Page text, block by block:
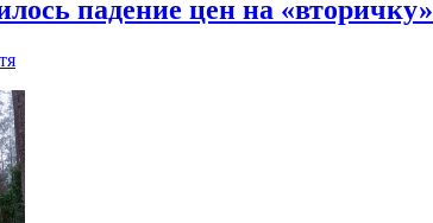
падение цен на «вторичку»